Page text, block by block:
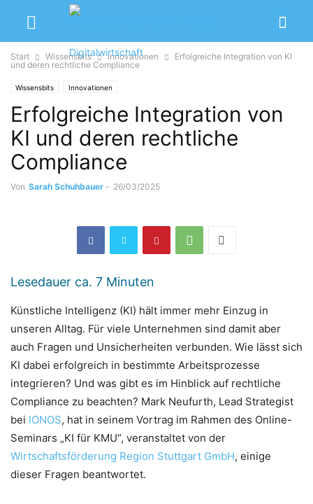
Start Wissensbits Innovationen
Erfolgreiche Integration von KI
und deren rechtliche Compliance
Wissensbits Innovationen
Erfolgreiche Integration von
KI und deren rechtliche
Compliance
Von Sarah Schuhbauer - 26/03/2025
Lesedauer ca. 7 Minuten
Künstliche Intelligenz (KI) hält immer mehr Einzug in
unseren Alltag. Für viele Unternehmen sind damit aber
auch Fragen und Unsicherheiten verbunden. Wie lässt sich
KI dabei erfolgreich in bestimmte Arbeitsprozesse
integrieren? Und was gibt es im Hinblick auf rechtliche
Compliance zu beachten? Mark Neufurth, Lead Strategist
bei IONOS, hat in seinem Vortrag im Rahmen des Online-
Seminars „KI für KMU“, veranstaltet von der
Wirtschaftsförderung Region Stuttgart GmbH, einige
dieser Fragen beantwortet.